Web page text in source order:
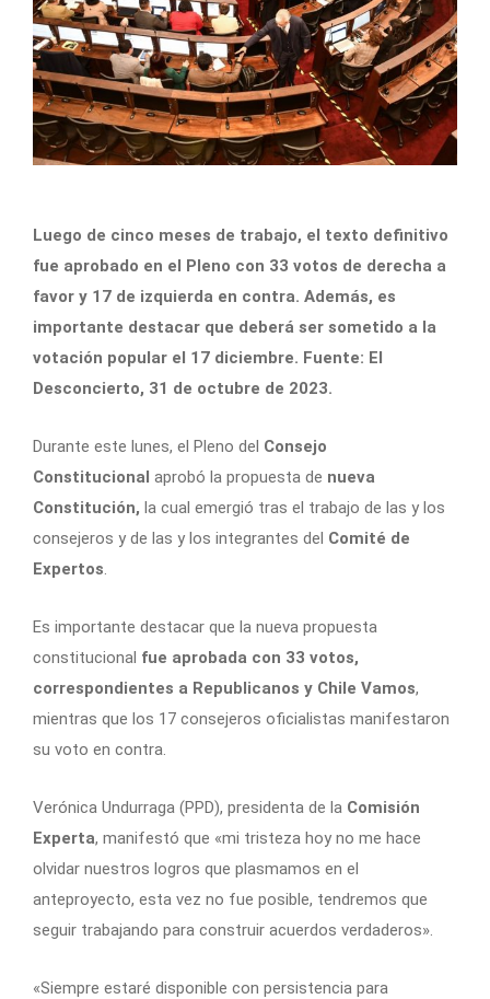
Luego de cinco meses de trabajo, el texto definitivo
fue aprobado en el Pleno con 33 votos de derecha a
favor y 17 de izquierda en contra. Además, es
importante destacar que deberá ser sometido a la
votación popular el 17 diciembre. Fuente: El
Desconcierto, 31 de octubre de 2023.
Durante este lunes, el Pleno del Consejo
Constitucional aprobó la propuesta de nueva
Constitución, la cual emergió tras el trabajo de las y los
consejeros y de las y los integrantes del Comité de
Expertos.
Es importante destacar que la nueva propuesta
constitucional fue aprobada con 33 votos,
correspondientes a Republicanos y Chile Vamos,
mientras que los 17 consejeros oficialistas manifestaron
su voto en contra.
Verónica Undurraga (PPD), presidenta de la Comisión
Experta, manifestó que «mi tristeza hoy no me hace
olvidar nuestros logros que plasmamos en el
anteproyecto, esta vez no fue posible, tendremos que
seguir trabajando para construir acuerdos verdaderos».
«Siempre estaré disponible con persistencia para